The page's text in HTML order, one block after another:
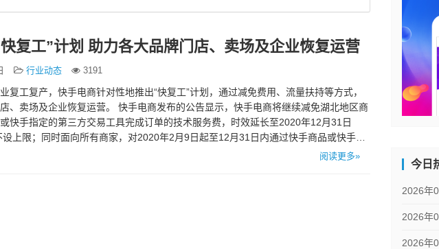
复工”计划 助力各大品牌门店、卖场及企业恢复运营
行业动态 3191
复工复产，快手电商针对性地推出“快复工”计划，通过减免费用、流量扶持等方式，
、卖场及企业恢复运营。 快手电商发布的公告显示，快手电商将继续减免湖北地区商
快手指定的第三方交易工具完成订单的技术服务费，时效延长至2020年12月31日
上限；同时面向所有商家，对2020年2月9日起至12月31日内通过快手商品或快手指
阅读更多»
今日
2026年
2026年
2026年